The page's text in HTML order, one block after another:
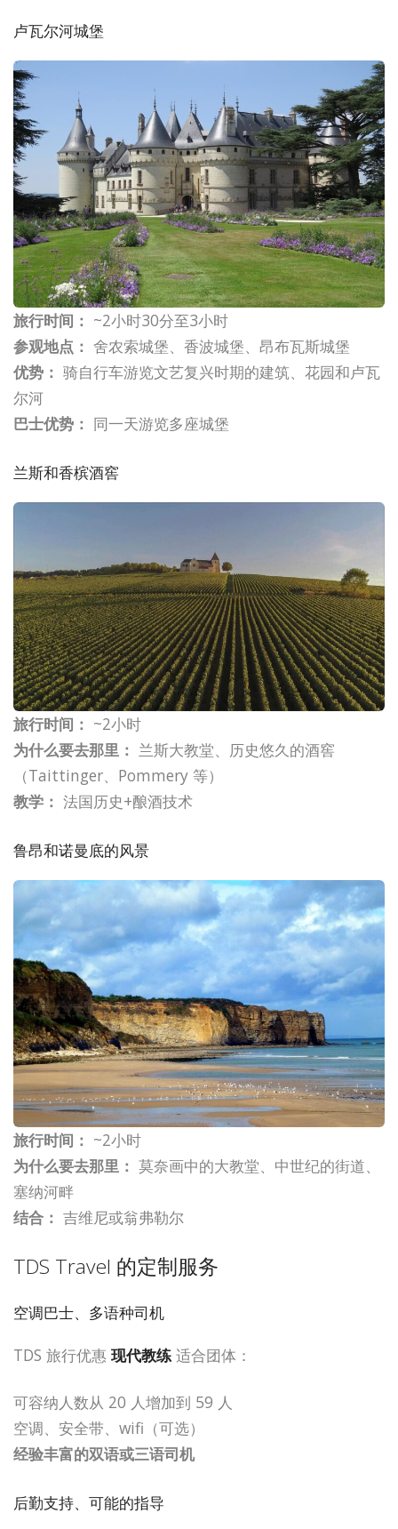
卢瓦尔河城堡
旅行时间： ~2小时30分至3小时
参观地点： 舍农索城堡、香波城堡、昂布瓦斯城堡
优势： 骑自行车游览文艺复兴时期的建筑、花园和卢瓦
尔河
巴士优势： 同一天游览多座城堡
兰斯和香槟酒窖
旅行时间： ~2小时
为什么要去那里： 兰斯大教堂、历史悠久的酒窖
（Taittinger、Pommery 等）
教学： 法国历史+酿酒技术
鲁昂和诺曼底的风景
旅行时间： ~2小时
为什么要去那里： 莫奈画中的大教堂、中世纪的街道、
塞纳河畔
结合： 吉维尼或翁弗勒尔
TDS Travel 的定制服务
空调巴士、多语种司机
TDS 旅行优惠 现代教练 适合团体：
可容纳人数从 20 人增加到 59 人
空调、安全带、wifi（可选）
经验丰富的双语或三语司机
后勤支持、可能的指导